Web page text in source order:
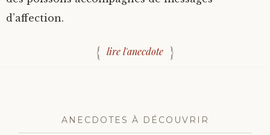
d’affection.
lire l'anecdote
ANECDOTES À DÉCOUVRIR